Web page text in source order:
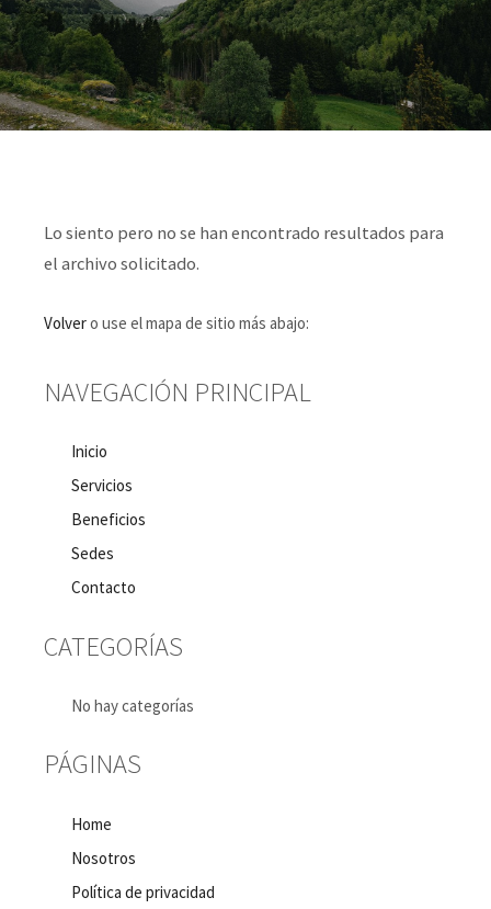
Lo siento pero no se han encontrado resultados para
el archivo solicitado.
Volvero use el mapa de sitio más abajo:
NAVEGACIÓN PRINCIPAL
Inicio
Servicios
Beneficios
Sedes
Contacto
CATEGORÍAS
No hay categorías
PÁGINAS
Home
Nosotros
Política de privacidad